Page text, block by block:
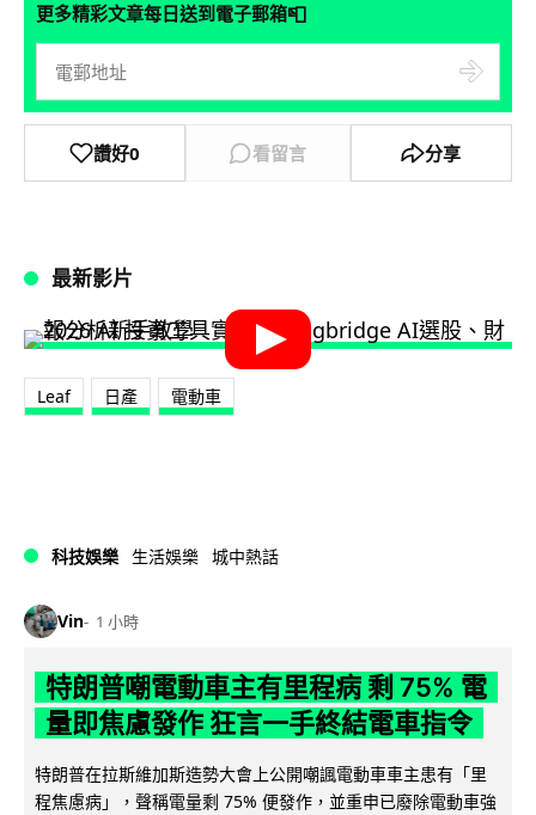
更多精彩文章每日送到電子郵箱📮
讚好0 看留言 分享
最新影片
Leaf 日產 電動車
科技娛樂 生活娛樂 城中熱話
Vin 1 小時
特朗普嘲電動車主有里程病 剩 75% 電
量即焦慮發作 狂言一手終結電車指令
特朗普在拉斯維加斯造勢大會上公開嘲諷電動車車主患有「里
程焦慮病」，聲稱電量剩 75% 便發作，並重申已廢除電動車強